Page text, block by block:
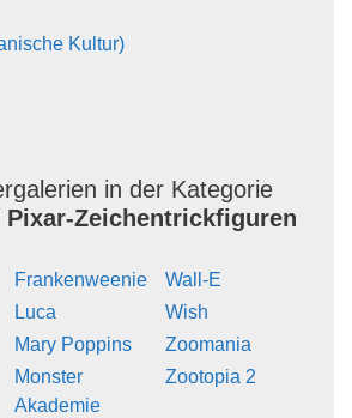
Kultur)
in der Kategorie
Pixar-Zeichentrickfiguren
Frankenweenie
Luca
Mary Poppins
Monster
Akademie
Wall-E
Wish
Zoomania
Zootopia 2